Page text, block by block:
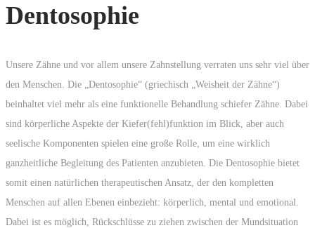
Dentosophie
Unsere Zähne und vor allem unsere Zahnstellung verraten uns sehr viel über
den Menschen. Die „Dentosophie“ (griechisch „Weisheit der Zähne“)
beinhaltet viel mehr als eine funktionelle Behandlung schiefer Zähne. Dabei
sind körperliche Aspekte der Kiefer(fehl)funktion im Blick, aber auch
seelische Komponenten spielen eine große Rolle, um eine wirklich
ganzheitliche Begleitung des Patienten anzubieten. Die Dentosophie bietet
somit einen natürlichen therapeutischen Ansatz, der den kompletten
Menschen auf allen Ebenen einbezieht: körperlich, mental und emotional.
Dabei ist es möglich, Rückschlüsse zu ziehen zwischen der Mundsituation